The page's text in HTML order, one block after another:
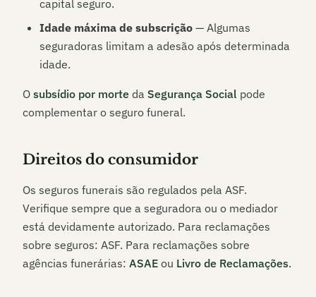
capital seguro.
Idade máxima de subscrição — Algumas
seguradoras limitam a adesão após determinada
idade.
O subsídio por morte da Segurança Social pode
complementar o seguro funeral.
Direitos do consumidor
Os seguros funerais são regulados pela ASF.
Verifique sempre que a seguradora ou o mediador
está devidamente autorizado. Para reclamações
sobre seguros: ASF. Para reclamações sobre
agências funerárias: ASAE ou Livro de Reclamações.